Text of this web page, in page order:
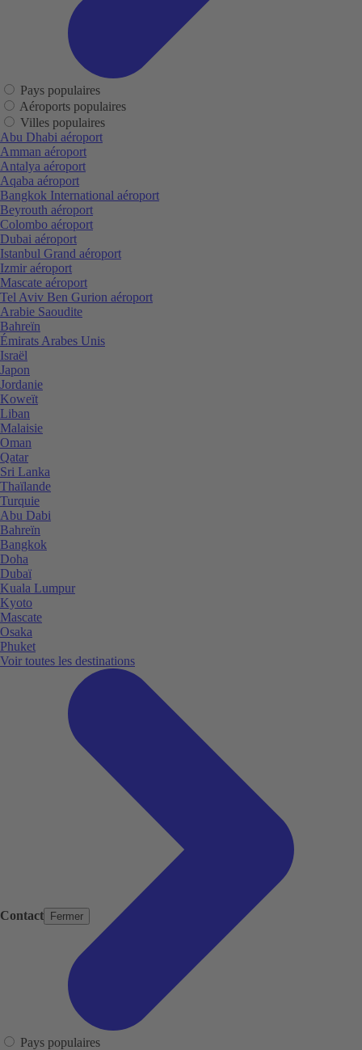
Contact Fermer
Pays populaires
Aéroports populaires
Villes populaires
Abu Dhabi aéroport
Amman aéroport
Antalya aéroport
Aqaba aéroport
Bangkok International aéroport
Beyrouth aéroport
Colombo aéroport
Dubai aéroport
Istanbul Grand aéroport
Izmir aéroport
Mascate aéroport
Tel Aviv Ben Gurion aéroport
Arabie Saoudite
Bahreïn
Émirats Arabes Unis
Israël
Japon
Jordanie
Koweït
Liban
Malaisie
Oman
Qatar
Sri Lanka
Thaïlande
Turquie
Abu Dabi
Bahreïn
Bangkok
Doha
Dubaï
Kuala Lumpur
Kyoto
Mascate
Osaka
Phuket
Voir toutes les destinations
Pays populaires